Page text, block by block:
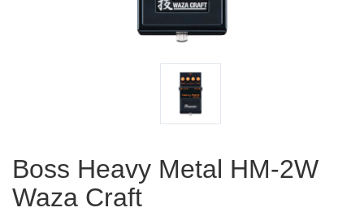
Boss Heavy Metal HM-2W
Waza Craft